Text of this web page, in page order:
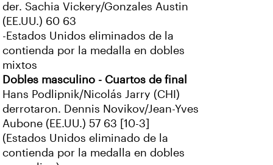
der. Sachia Vickery/Gonzales Austin
(EE.UU.) 60 63
-Estados Unidos eliminados de la
contienda por la medalla en dobles
mixtos
Dobles masculino - Cuartos de final
Hans Podlipnik/Nicolás Jarry (CHI)
derrotaron. Dennis Novikov/Jean-Yves
Aubone (EE.UU.) 57 63 [10-3]
(Estados Unidos eliminado de la
contienda por la medalla en dobles